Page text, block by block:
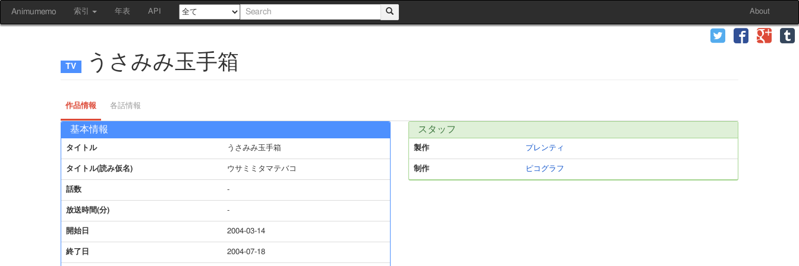
Animumemo 索引 年表 API About
うさみみ玉手箱
作品情報 各話情報
基本情報
タイトル うさみみ玉手箱
タイトル(読み仮名) ウサミミタマテバコ
話数 -
放送時間(分) -
開始日 2004-03-14
終了日 2004-07-18
スタッフ
製作 プレンティ
制作 ピコグラフ